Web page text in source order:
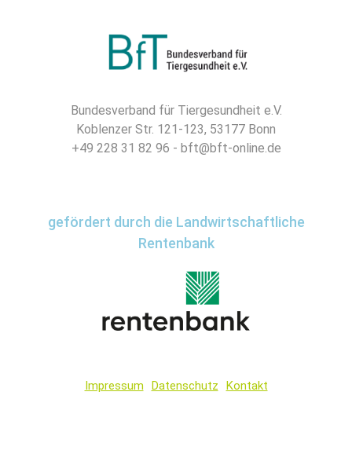
Bundesverband für Tiergesundheit e.V.
Koblenzer Str. 121-123, 53177 Bonn
+49 228 31 82 96 - bft@bft-online.de
gefördert durch die Landwirtschaftliche
Rentenbank
Impressum Datenschutz Kontakt